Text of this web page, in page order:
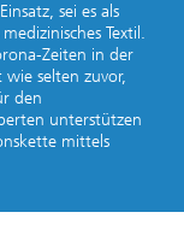
sei es als
Textil.
Zeiten in der
selten zuvor,
den
unterstützen
mittels